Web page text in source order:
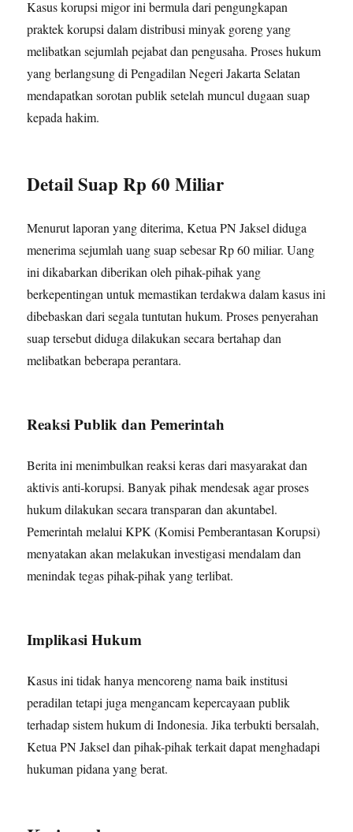
Kasus korupsi migor ini bermula dari pengungkapan
praktek korupsi dalam distribusi minyak goreng yang
melibatkan sejumlah pejabat dan pengusaha. Proses hukum
yang berlangsung di Pengadilan Negeri Jakarta Selatan
mendapatkan sorotan publik setelah muncul dugaan suap
kepada hakim.
Detail Suap Rp 60 Miliar
Menurut laporan yang diterima, Ketua PN Jaksel diduga
menerima sejumlah uang suap sebesar Rp 60 miliar. Uang
ini dikabarkan diberikan oleh pihak-pihak yang
berkepentingan untuk memastikan terdakwa dalam kasus ini
dibebaskan dari segala tuntutan hukum. Proses penyerahan
suap tersebut diduga dilakukan secara bertahap dan
melibatkan beberapa perantara.
Reaksi Publik dan Pemerintah
Berita ini menimbulkan reaksi keras dari masyarakat dan
aktivis anti-korupsi. Banyak pihak mendesak agar proses
hukum dilakukan secara transparan dan akuntabel.
Pemerintah melalui KPK (Komisi Pemberantasan Korupsi)
menyatakan akan melakukan investigasi mendalam dan
menindak tegas pihak-pihak yang terlibat.
Implikasi Hukum
Kasus ini tidak hanya mencoreng nama baik institusi
peradilan tetapi juga mengancam kepercayaan publik
terhadap sistem hukum di Indonesia. Jika terbukti bersalah,
Ketua PN Jaksel dan pihak-pihak terkait dapat menghadapi
hukuman pidana yang berat.